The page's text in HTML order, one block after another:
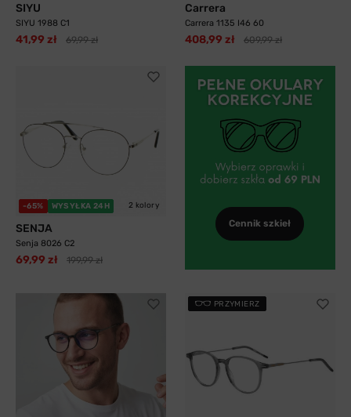
SIYU
SIYU 1988 C1
41,99 zł 69,99 zł
Carrera
Carrera 1135 I46 60
408,99 zł 609,99 zł
-65% WYSYŁKA 24H 2 kolory
SENJA
Senja 8026 C2
69,99 zł 199,99 zł
Cennik szkieł
PRZYMIERZ